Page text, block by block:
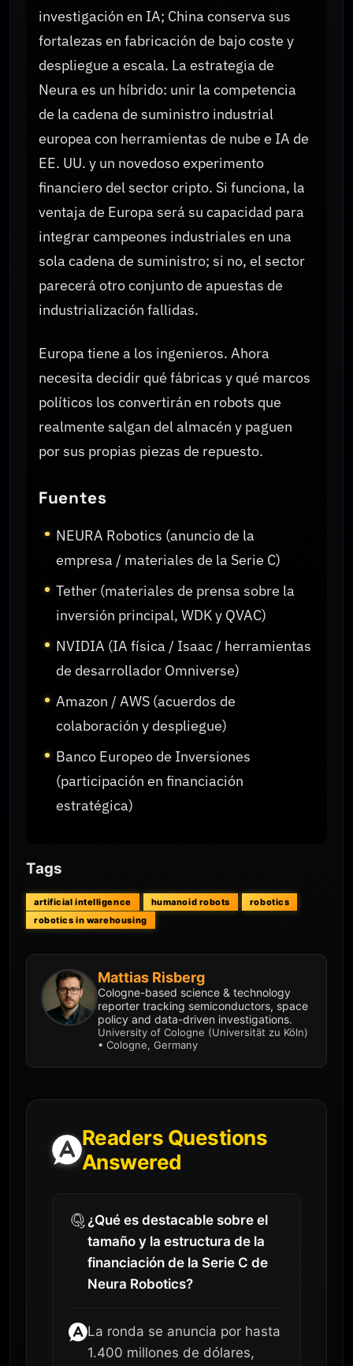
investigación en IA; China conserva sus
fortalezas en fabricación de bajo coste y
despliegue a escala. La estrategia de
Neura es un híbrido: unir la competencia
de la cadena de suministro industrial
europea con herramientas de nube e IA de
EE. UU. y un novedoso experimento
financiero del sector cripto. Si funciona, la
ventaja de Europa será su capacidad para
integrar campeones industriales en una
sola cadena de suministro; si no, el sector
parecerá otro conjunto de apuestas de
industrialización fallidas.
Europa tiene a los ingenieros. Ahora
necesita decidir qué fábricas y qué marcos
políticos los convertirán en robots que
realmente salgan del almacén y paguen
por sus propias piezas de repuesto.
Fuentes
NEURA Robotics (anuncio de la
empresa / materiales de la Serie C)
Tether (materiales de prensa sobre la
inversión principal, WDK y QVAC)
NVIDIA (IA física / Isaac / herramientas
de desarrollador Omniverse)
Amazon / AWS (acuerdos de
colaboración y despliegue)
Banco Europeo de Inversiones
(participación en financiación
estratégica)
Tags
artificial intelligence humanoid robots
robotics
robotics in warehousing
Mattias Risberg
Cologne-based science & technology
reporter tracking semiconductors, space
policy and data-driven investigations.
University of Cologne (Universität zu Köln)
• Cologne, Germany
Readers Questions
Answered
¿Qué es destacable sobre el
tamaño y la estructura de la
financiación de la Serie C de
Neura Robotics?
La ronda se anuncia por hasta
1.400 millones de dólares,